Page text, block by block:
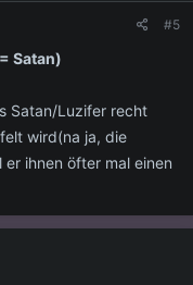
#5
Satan)
Satan/Luzifer recht
wird(na ja, die
ihnen öfter mal einen